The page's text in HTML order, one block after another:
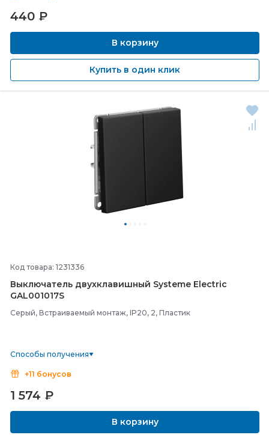
440 ₽
В корзину
Купить в один клик
Код товара: 1231336
Выключатель двухклавишный Systeme Electric
GAL001017S
Серый, Встраиваемый монтаж, IP20, 2, Пластик
Способы получения
+11 бонусов
1 574 ₽
В корзину